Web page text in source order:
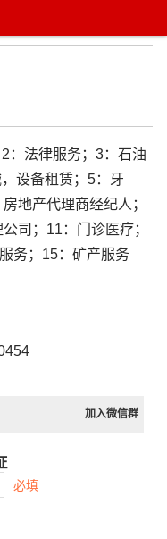
：法律服务；3：石油
设备租赁；5：牙
地产代理商经纪人；
司；11：门诊医疗；
务；15：矿产服务
加入微信群
必填